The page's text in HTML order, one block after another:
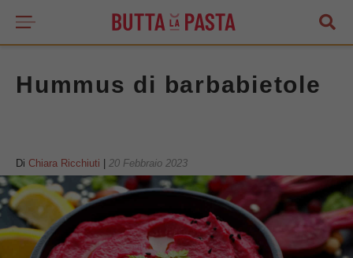
Hummus di barbabietole
Di Chiara Ricchiuti 20 Febbraio 2023